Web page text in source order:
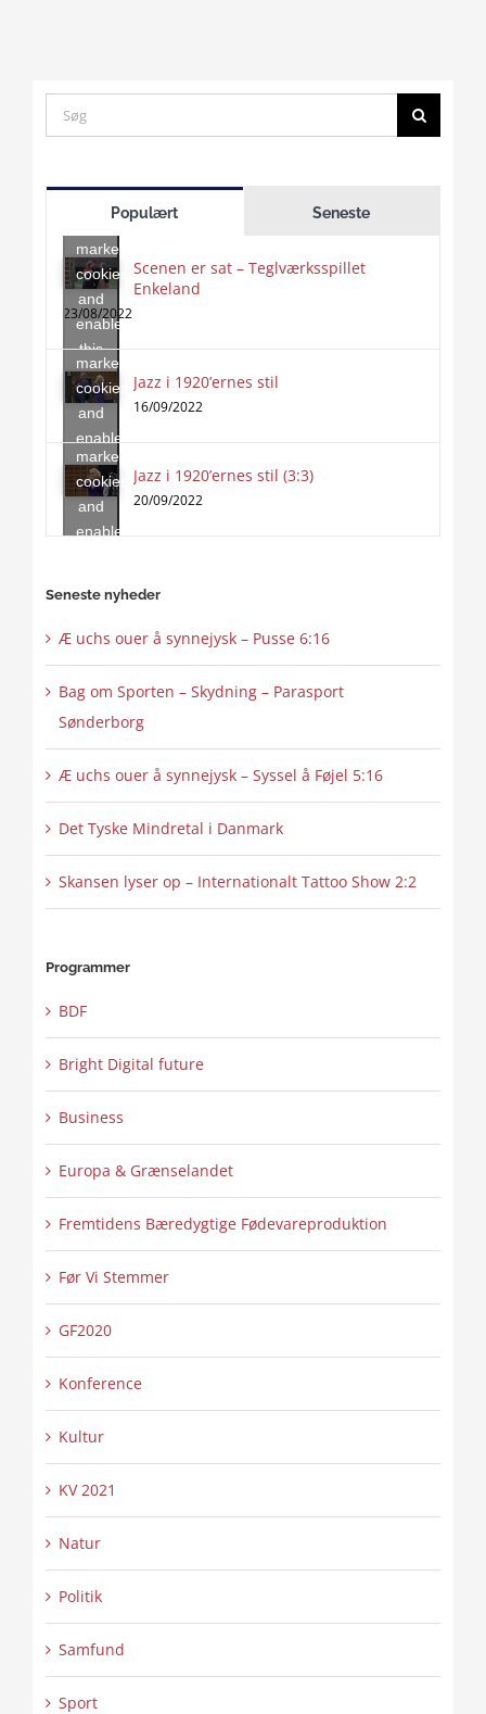
Search
for:
Populært Seneste
accept
marketing
cookies
and
enable
this
content
Scenen er sat – Teglværksspillet
Enkeland
23/08/2022
Click
to
marketing
cookies
and
enable
this
content
Jazz i 1920’ernes stil
16/09/2022
Click
to
accept
marketing
cookies
and
enable
Jazz i 1920’ernes stil (3:3)
20/09/2022
Seneste nyheder
Æ uchs ouer å synnejysk – Pusse 6:16
Bag om Sporten – Skydning – Parasport
Sønderborg
Æ uchs ouer å synnejysk – Syssel å Føjel 5:16
Det Tyske Mindretal i Danmark
Skansen lyser op – Internationalt Tattoo Show 2:2
Programmer
BDF
Bright Digital future
Business
Europa & Grænselandet
Fremtidens Bæredygtige Fødevareproduktion
Før Vi Stemmer
GF2020
Konference
Kultur
KV 2021
Natur
Politik
Samfund
Sport